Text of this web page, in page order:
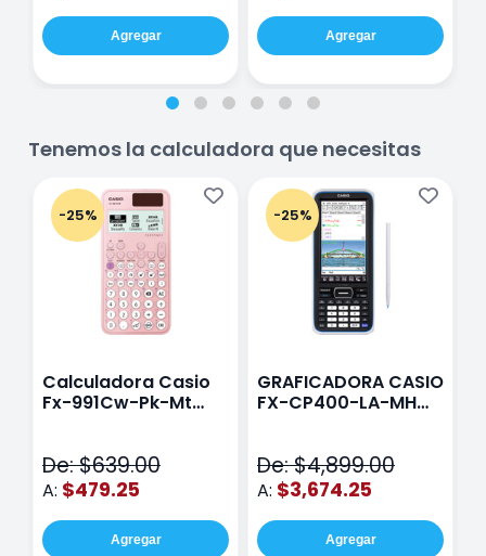
Agregar Agregar
Tenemos la calculadora que necesitas
-25%
Calculadora Casio
Fx-991Cw-Pk-Mt
De: $639.00
A: $479.25
Agregar
-25%
GRAFICADORA CASIO
FX-CP400-LA-MH
De: $4,899.00
A: $3,674.25
Agregar